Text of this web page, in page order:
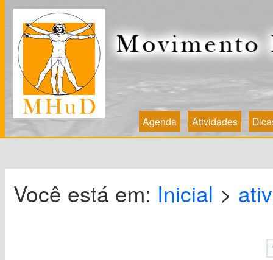
Agenda Atividades
Você está em: Inicial >